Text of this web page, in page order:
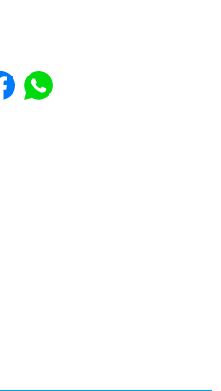
Share to Facebook
Share to WhatsApp